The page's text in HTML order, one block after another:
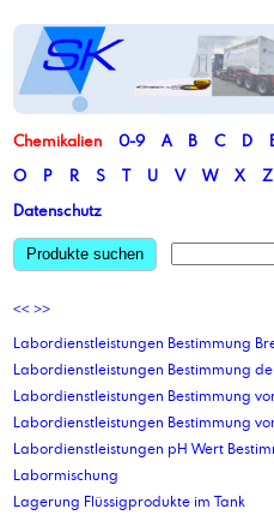
Chemikalien 0-9 A B C D
O
P R S T U V W X Z
Datenschutz
Produkte suchen
<< >>
Labordienstleistungen Bestimmung
Labordienstleistungen Bestimmung
Labordienstleistungen Bestimmung
Labordienstleistungen Bestimmung
Labordienstleistungen pH Wert
Labormischung
Lagerung Flüssigprodukte im Tank